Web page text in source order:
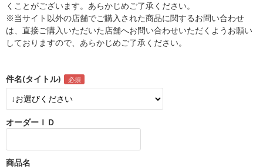
くことがございます。あらかじめご了承ください。
※当サイト以外の店舗でご購入された商品に関するお問い合わせ
は、直接ご購入いただいた店舗へお問い合わせいただくようお願い
しておりますので、あらかじめご了承ください。
件名(タイトル)
オーダーＩＤ
商品名